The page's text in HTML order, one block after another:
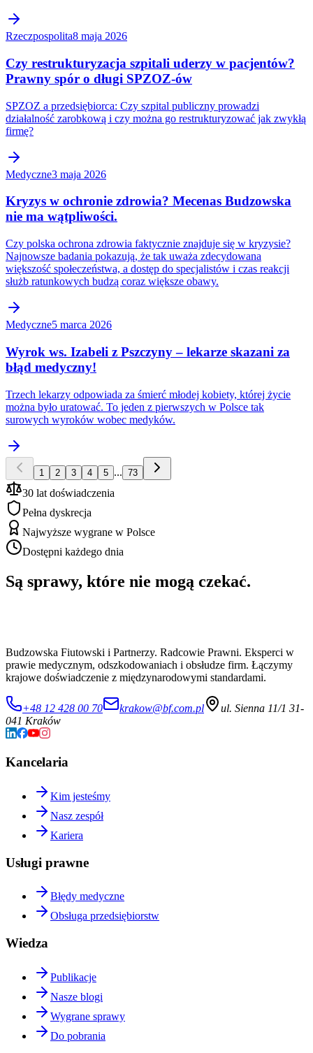
Rzeczpospolita8 maja 2026
Czy restrukturyzacja szpitali uderzy w pacjentów?
Prawny spór o długi SPZOZ-ów
SPZOZ a przedsiębiorca: Czy szpital publiczny prowadzi
działalność zarobkową i czy można go restrukturyzować jak zwykłą
firmę?
Medyczne3 maja 2026
Kryzys w ochronie zdrowia? Mecenas Budzowska
nie ma wątpliwości.
Czy polska ochrona zdrowia faktycznie znajduje się w kryzysie?
Najnowsze badania pokazują, że tak uważa zdecydowana
większość społeczeństwa, a dostęp do specjalistów i czas reakcji
służb ratunkowych budzą coraz większe obawy.
Medyczne5 marca 2026
Wyrok ws. Izabeli z Pszczyny – lekarze skazani za
błąd medyczny!
Trzech lekarzy odpowiada za śmierć młodej kobiety, której życie
można było uratować. To jeden z pierwszych w Polsce tak
surowych wyroków wobec medyków.
1 2 3 4 5 ... 73
30 lat doświadczenia
Pełna dyskrecja
Najwyższe wygrane w Polsce
Dostępni każdego dnia
Są sprawy, które nie mogą czekać.
Budzowska Fiutowski i Partnerzy. Radcowie Prawni. Eksperci w
prawie medycznym, odszkodowaniach i obsłudze firm. Łączymy
krajowe doświadczenie z międzynarodowymi standardami.
+48 12 428 00 70 krakow@bf.com.pl
ul. Sienna 11/1 31-
041 Kraków
Kancelaria
Kim jesteśmy
Nasz zespół
Kariera
Usługi prawne
Błędy medyczne
Obsługa przedsiębiorstw
Wiedza
Publikacje
Nasze blogi
Wygrane sprawy
Do pobrania